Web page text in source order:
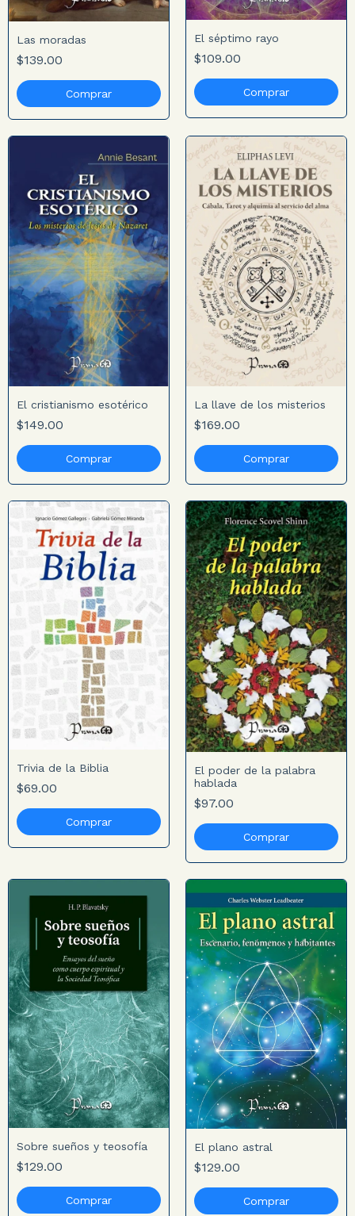
Las moradas
$139.00
El séptimo rayo
$109.00
El cristianismo esotérico
$149.00
La llave de los misterios
$169.00
Trivia de la Biblia
$69.00
El poder de la palabra
hablada
$97.00
Sobre sueños y teosofía
$129.00
El plano astral
$129.00